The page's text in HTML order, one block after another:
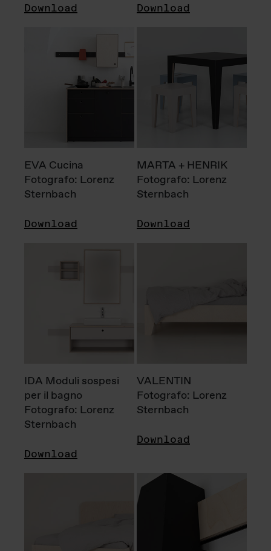
Download Download
EVA Cucina
Fotografo: Lorenz
Sternbach
Download
MARTA + HENRIK
Fotografo: Lorenz
Sternbach
Download
IDA Moduli sospesi
per il bagno
Fotografo: Lorenz
Sternbach
Download
VALENTIN
Fotografo: Lorenz
Sternbach
Download